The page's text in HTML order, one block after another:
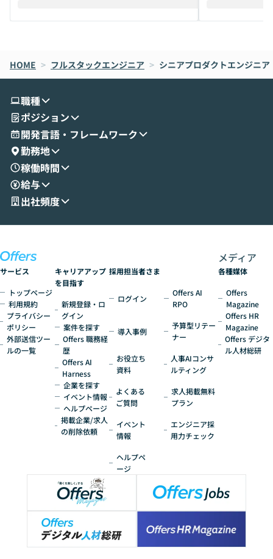
メルカリでの判断基準をもとに「なぜClau
oworkの基本的な機能をご紹介いただきま
す。 続く公開デモでは、実際にCoworkを
せいただきます。数分でワークフローが完
成する手軽さや、Gmail等の外部サービス
とセキュアに連携できるポイントなど、実
演を通じて具体的なイメージをお届けしま
す。 後半のディスカッションでは、セキュ
リティの考え方や社内導入の進め方など、
現場目線でさらに深掘りしていきます。
「自分の業務をAIで自動化してみたいけ
いう方にこそ参加いただきたいイベントで
それぞれの本当
は、LLMのフル
ント構築の最前
HOME > フルスタックエンジニア > シニアプロダクトエンジニ
職種
ポジション
開発言語・フレームワーク
勤務地
稼働時間
給与
出社頻度
サービス
トップページ
利用規約
プライバシー
ポリシー
外部送信ツー
ルの一覧
キャリアアップ
を目指す
新規登録・ロ
グイン
案件を探す
Offers 職務経
歴
Offers AI
Harness
企業を探す
イベント情報
ヘルプページ
掲載企業/求人
の削除依頼
採用担当者さま
ログイン
導入事例
お役立ち
資料
よくある
ご質問
イベント
情報
ヘルプペ
ージ
Offers AI
RPO
予算型リテー
ナー
人事AIコンサ
ルティング
求人掲載無料
プラン
エンジニア採
用力チェック
メディア
各種媒体
Offers
Magazine
Offers HR
Magazine
Offers デジタ
ル人材総研